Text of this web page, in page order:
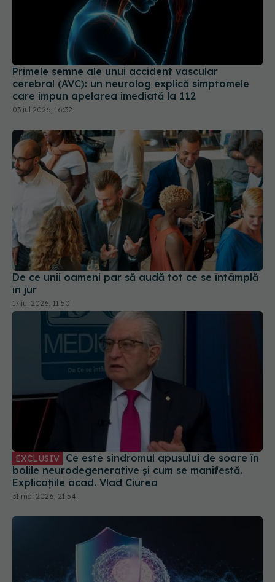
Primele semne ale unui accident vascular
cerebral (AVC): un neurolog explică simptomele
care impun apelarea imediată la 112
03 iul 2026, 16:32
De ce unii oameni par să audă tot ce se întâmplă
în jur
17 iul 2026, 11:50
EXCLUSIV
bolile neurodegenerative și cum se manifestă.
Explicațiile acad. Vlad Ciurea
31 mai 2026, 21:54